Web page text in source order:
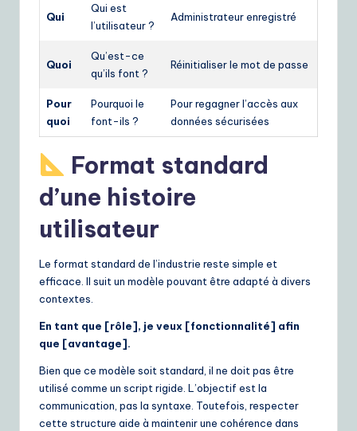
Qui
Qui est
l’utilisateur ?
Administrateur enregistré
Quoi
Qu’est-ce
qu’ils font ?
Réinitialiser le mot de passe
Pour
quoi
Pourquoi le
font-ils ?
Pour regagner l’accès aux
données sécurisées
Format standard
d’une histoire
utilisateur
Le format standard de l’industrie reste simple et
efficace. Il suit un modèle pouvant être adapté à divers
contextes.
En tant que [rôle], je veux [fonctionnalité] afin
que [avantage].
Bien que ce modèle soit standard, il ne doit pas être
utilisé comme un script rigide. L’objectif est la
communication, pas la syntaxe. Toutefois, respecter
cette structure aide à maintenir une cohérence dans